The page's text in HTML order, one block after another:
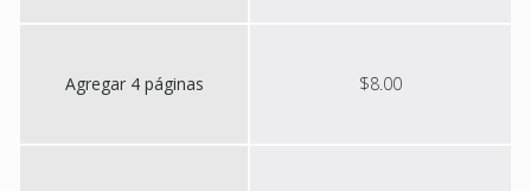
Agregar 4 páginas $8.00